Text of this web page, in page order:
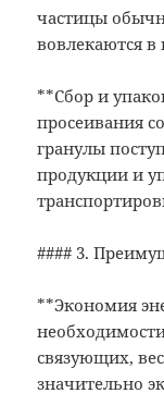
частицы
вовлекаются в
**Сбор и
просеивания
гранулы
продукции и
#### 3.
**Экономия
связующих,
значительно